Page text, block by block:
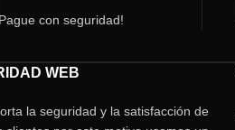
Pague con seguridad!
WEB
la seguridad y la satisfacción de